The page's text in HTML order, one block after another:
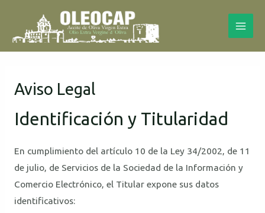
contenido
Aviso Legal
Identificación y Titularidad
En cumplimiento del artículo 10 de la Ley 34/2002, de 11
de julio, de Servicios de la Sociedad de la Información y
Comercio Electrónico, el Titular expone sus datos
identificativos: